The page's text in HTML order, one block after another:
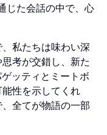
じた会話の中で、心
私たちは味わい深
考が交錯し、新た
ッティとミートボ
性を示してくれ
全てが物語の一部